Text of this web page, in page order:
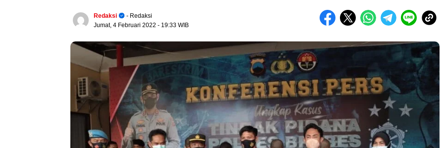
Redaksi
- Redaksi
Jumat, 4 Februari 2022 - 19:33 WIB